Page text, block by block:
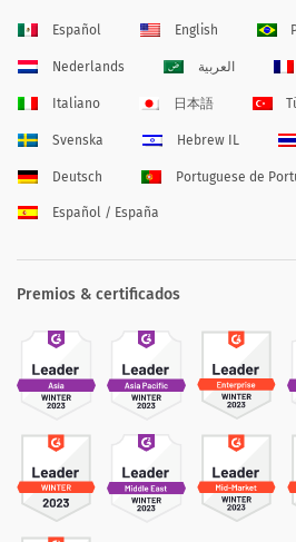
Español English
Nederlands العربية
Italiano 日本語
Svenska Hebrew IL
Deutsch Portuguese de
Español / España
Premios & certificados